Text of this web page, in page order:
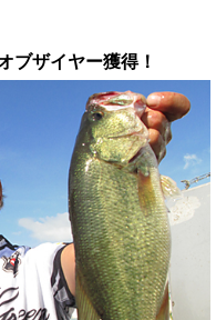
ザイヤー獲得！